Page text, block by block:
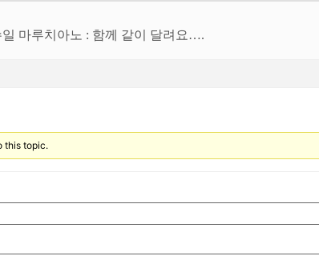
일 마루치아노 : 함께 같이 달려요….
this topic.